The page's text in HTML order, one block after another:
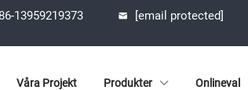
13959219373 [email protected]
Våra Projekt Produkter Onlineval